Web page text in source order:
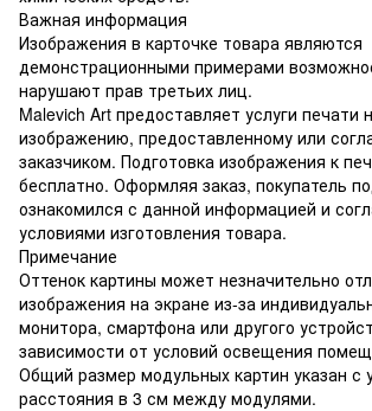
Важная информация
Изображения в карточке товара являются
демонстрационными примерами
нарушают прав третьих лиц.
Malevich Art предоставляет услуги печати
изображению, предоставленному или
заказчиком. Подготовка изображения к
бесплатно. Оформляя заказ, покупатель
ознакомился с данной информацией и
условиями изготовления товара.
Примечание
Оттенок картины может незначительно
изображения на экране из-за
монитора, смартфона или другого
зависимости от условий освещения
Общий размер модульных картин указан с
расстояния в 3 см между модулями.